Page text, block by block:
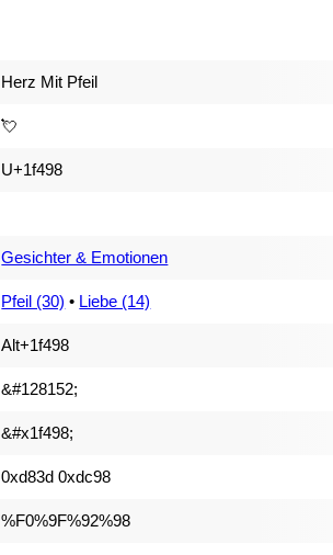
Herz Mit Pfeil
💘
U+1f498
Gesichter & Emotionen
Pfeil (30) • Liebe (14)
Alt+1f498
&#128152;
&#x1f498;
0xd83d 0xdc98
%F0%9F%92%98